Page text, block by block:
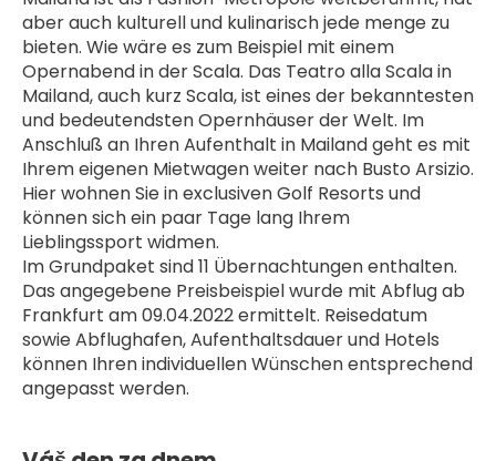
aber auch kulturell und kulinarisch jede menge zu
bieten. Wie wäre es zum Beispiel mit einem
Opernabend in der Scala. Das Teatro alla Scala in
Mailand, auch kurz Scala, ist eines der bekanntesten
und bedeutendsten Opernhäuser der Welt. Im
Anschluß an Ihren Aufenthalt in Mailand geht es mit
Ihrem eigenen Mietwagen weiter nach Busto Arsizio.
Hier wohnen Sie in exclusiven Golf Resorts und
können sich ein paar Tage lang Ihrem
Lieblingssport widmen.
Im Grundpaket sind 11 Übernachtungen enthalten.
Das angegebene Preisbeispiel wurde mit Abflug ab
Frankfurt am 09.04.2022 ermittelt. Reisedatum
sowie Abflughafen, Aufenthaltsdauer und Hotels
können Ihren individuellen Wünschen entsprechend
angepasst werden.